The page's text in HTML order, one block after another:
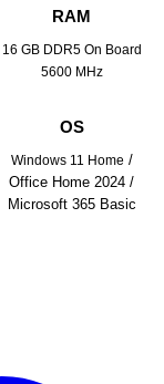
RAM
16 GB DDR5 On Board
5600 MHz
OS
Windows 11 Home /
Office Home 2024 /
Microsoft 365 Basic